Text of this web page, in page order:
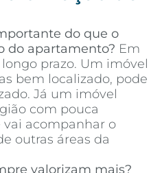
do que o
do apartamento? Em
prazo. Um imóvel
bem localizado, pode
Já um imóvel
com pouca
acompanhar o
outras áreas da
valorizam mais?